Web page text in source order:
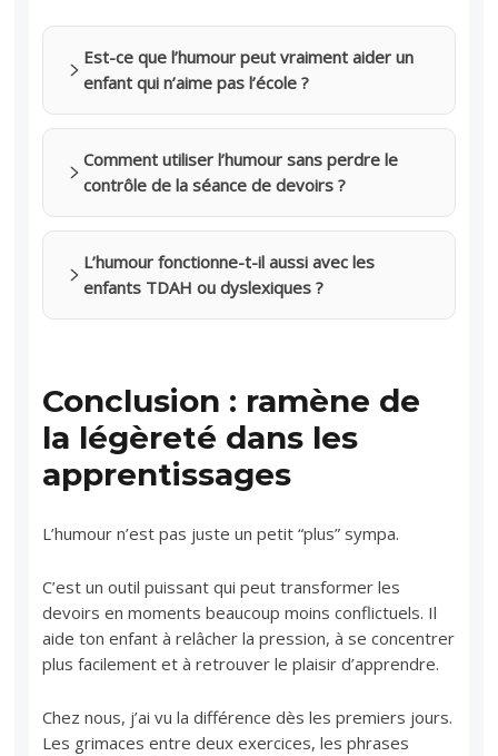
Est-ce que l’humour peut vraiment aider un
enfant qui n’aime pas l’école ?
Comment utiliser l’humour sans perdre le
contrôle de la séance de devoirs ?
L’humour fonctionne-t-il aussi avec les
enfants TDAH ou dyslexiques ?
Conclusion : ramène de
la légèreté dans les
apprentissages
L’humour n’est pas juste un petit “plus” sympa.
C’est un outil puissant qui peut transformer les
devoirs en moments beaucoup moins conflictuels. Il
aide ton enfant à relâcher la pression, à se concentrer
plus facilement et à retrouver le plaisir d’apprendre.
Chez nous, j’ai vu la différence dès les premiers jours.
Les grimaces entre deux exercices, les phrases